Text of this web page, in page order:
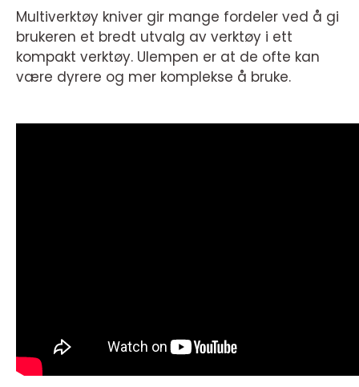
Multiverktøy kniver gir mange fordeler ved å gi
brukeren et bredt utvalg av verktøy i ett
kompakt verktøy. Ulempen er at de ofte kan
være dyrere og mer komplekse å bruke.